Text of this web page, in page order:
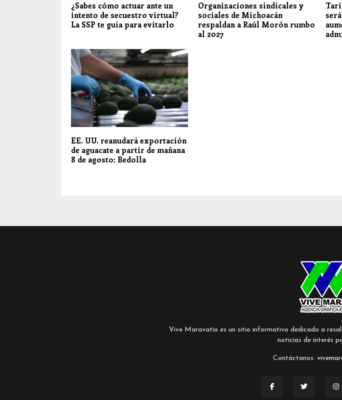
¿Sabes cómo actuar ante un
intento de secuestro virtual?
La SSP te guía para evitarlo
Organizaciones sindicales y
sociales de Michoacán
respaldan a Raúl Morón rumbo
al 2027
EE. UU. reanudará exportación
de aguacate a partir de mañana
8 de agosto: Bedolla
Vive Maravatío es un sitio informativo dedicado a
noticias de interés
Contáctanos: